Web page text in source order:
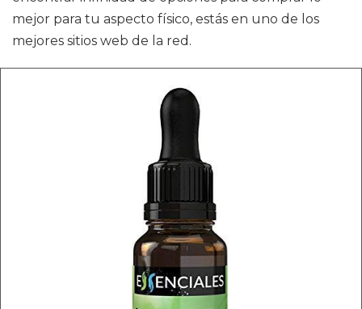
mejor para tu aspecto físico, estás en uno de los
mejores sitios web de la red.